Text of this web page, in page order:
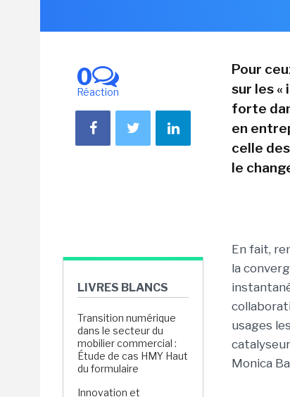
0
Réaction
LIVRES BLANCS
Transition numérique
dans le secteur du
mobilier commercial :
Étude de cas HMY Haut
du formulaire
Innovation et
Pour
sur les «
forte
en
celle
le
En fait,
la
usages
Monica